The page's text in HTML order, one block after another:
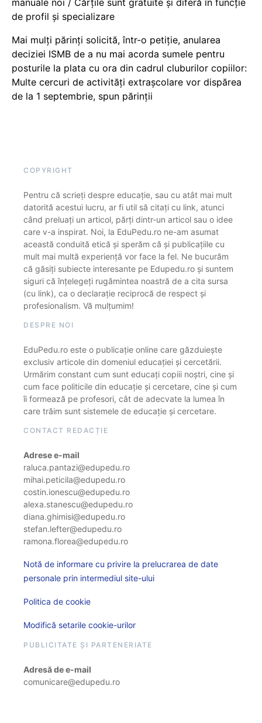
de profil și specializare
Mai mulți părinți solicită, într-o petiție, anularea
deciziei ISMB de a nu mai acorda sumele pentru
posturile la plata cu ora din cadrul cluburilor copiilor:
Multe cercuri de activități extrașcolare vor dispărea
de la 1 septembrie, spun părinții
COPYRIGHT
Pentru că scrieți despre educație, sau cu atât mai mult
datorită acestui lucru, ar fi util să citați cu link, atunci
când preluați un articol, părți dintr-un articol sau o idee
care v-a inspirat. Noi, la EduPedu.ro ne-am asumat
această conduită etică și sperăm că și publicațiile cu
mult mai multă experiență vor face la fel. Ne bucurăm
că găsiți subiecte interesante pe Edupedu.ro și suntem
siguri că înțelegeți rugămintea noastră de a cita sursa
(cu link), ca o declarație reciprocă de respect și
profesionalism. Vă mulțumim!
DESPRE NOI
EduPedu.ro este o publicație online care găzduiește
exclusiv articole din domeniul educației și cercetării.
Urmărim constant cum sunt educați copiii noștri, cine și
cum face politicile din educație și cercetare, cine și cum
îi formează pe profesori, cât de adecvate la lumea în
care trăim sunt sistemele de educație și cercetare.
CONTACT REDACȚIE
Adrese e-mail
raluca.pantazi@edupedu.ro
mihai.peticila@edupedu.ro
costin.ionescu@edupedu.ro
alexa.stanescu@edupedu.ro
diana.ghimisi@edupedu.ro
stefan.lefter@edupedu.ro
ramona.florea@edupedu.ro
Notă de informare cu privire la prelucrarea de date
personale prin intermediul site-ului
Politica de cookie
Modifică setarile cookie-urilor
PUBLICITATE ȘI PARTENERIATE
Adresă de e-mail
comunicare@edupedu.ro